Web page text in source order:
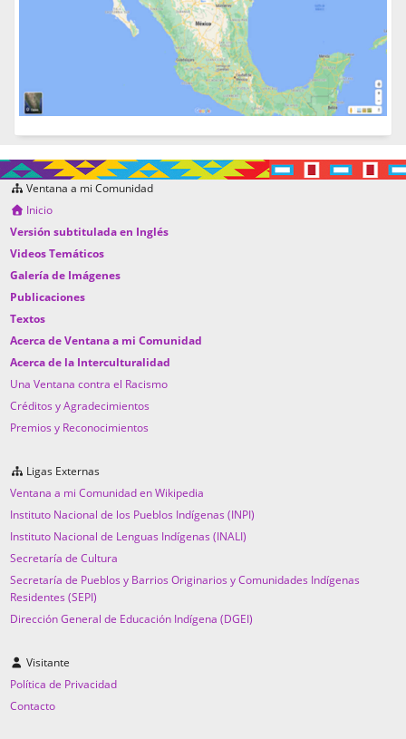
Ventana a mi Comunidad
Inicio
Versión subtitulada en Inglés
Videos Temáticos
Galería de Imágenes
Publicaciones
Textos
Acerca de Ventana a mi Comunidad
Acerca de la Interculturalidad
Una Ventana contra el Racismo
Créditos y Agradecimientos
Premios y Reconocimientos
Ligas Externas
Ventana a mi Comunidad en Wikipedia
Instituto Nacional de los Pueblos Indígenas (INPI)
Instituto Nacional de Lenguas Indígenas (INALI)
Secretaría de Cultura
Secretaría de Pueblos y Barrios Originarios y Comunidades Indígenas
Residentes (SEPI)
Dirección General de Educación Indígena (DGEI)
Visitante
Política de Privacidad
Contacto